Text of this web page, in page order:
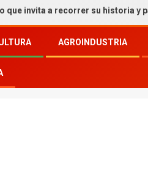
a recorrer su historia y patrimonio
AGROINDUSTRIA